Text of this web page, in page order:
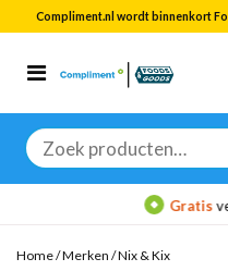
Compliment.nl wordt binnenkort
Zoeken
naar:
Bekijk
Gratis
Home/Merken /Nix & Kix